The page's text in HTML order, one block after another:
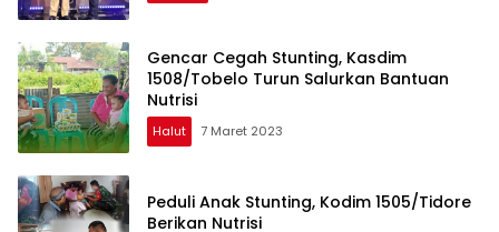
Gencar Cegah Stunting, Kasdim
1508/Tobelo Turun Salurkan Bantuan
Nutrisi
Halut 7 Maret 2023
Peduli Anak Stunting, Kodim 1505/Tidore
Berikan Nutrisi